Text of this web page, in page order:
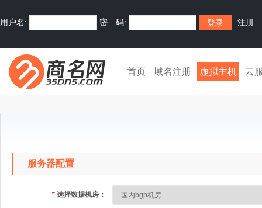
用户名: 密 码: 注册
首页 域名注册 虚拟主机 云
服务器配置
* 选择数据机房：